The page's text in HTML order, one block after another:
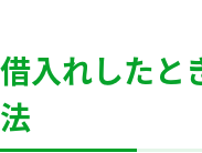
借入れしたと
法